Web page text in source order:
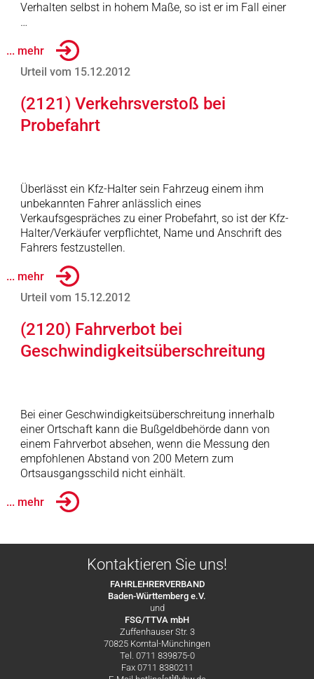
Verhalten selbst in hohem Maße, so ist er im Fall einer
…
... mehr
Urteil vom 15.12.2012
(2121) Verkehrsverstoß bei
Probefahrt
Überlässt ein Kfz-Halter sein Fahrzeug einem ihm
unbekannten Fahrer anlässlich eines
Verkaufsgespräches zu einer Probefahrt, so ist der Kfz-
Halter/Verkäufer verpflichtet, Name und Anschrift des
Fahrers festzustellen.
... mehr
Urteil vom 15.12.2012
(2120) Fahrverbot bei
Geschwindigkeitsüberschreitung
Bei einer Geschwindigkeitsüberschreitung innerhalb
einer Ortschaft kann die Bußgeldbehörde dann von
einem Fahrverbot absehen, wenn die Messung den
empfohlenen Abstand von 200 Metern zum
Ortsausgangsschild nicht einhält.
... mehr
Kontaktieren Sie uns!
FAHRLEHRERVERBAND
Baden-Württemberg e.V.
und
FSG/TTVA mbH
Zuffenhauser Str. 3
70825 Korntal-Münchingen
Tel. 0711 839875-0
Fax 0711 8380211